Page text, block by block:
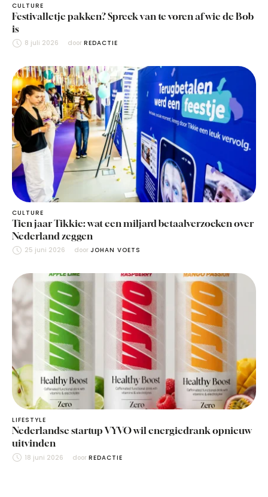
CULTURE
Festivalletje pakken? Spreek van te voren af wie de Bob
is
8 juli 2026 door REDACTIE
CULTURE
Tien jaar Tikkie: wat een miljard betaalverzoeken over
Nederland zeggen
25 juni 2026 door JOHAN VOETS
LIFESTYLE
Nederlandse startup VYVO wil energiedrank opnieuw
uitvinden
18 juni 2026 door REDACTIE